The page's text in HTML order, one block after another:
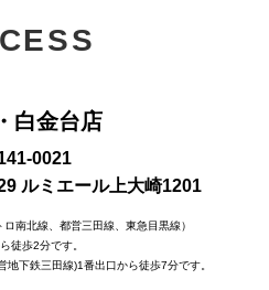
白金台店
0021
ルミエール上大崎1201
南北線、都営三田線、東急目黒線）
徒歩2分です。
下鉄三田線)1番出口から徒歩7分です。